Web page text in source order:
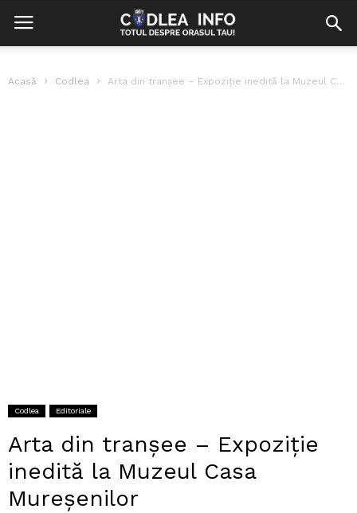
Acasă Codlea Arta din tranșee – Expoziție inedită la Muzeul Casa Mureșenilor
Codlea Editoriale
Arta din tranșee – Expoziție
inedită la Muzeul Casa
Mureșenilor